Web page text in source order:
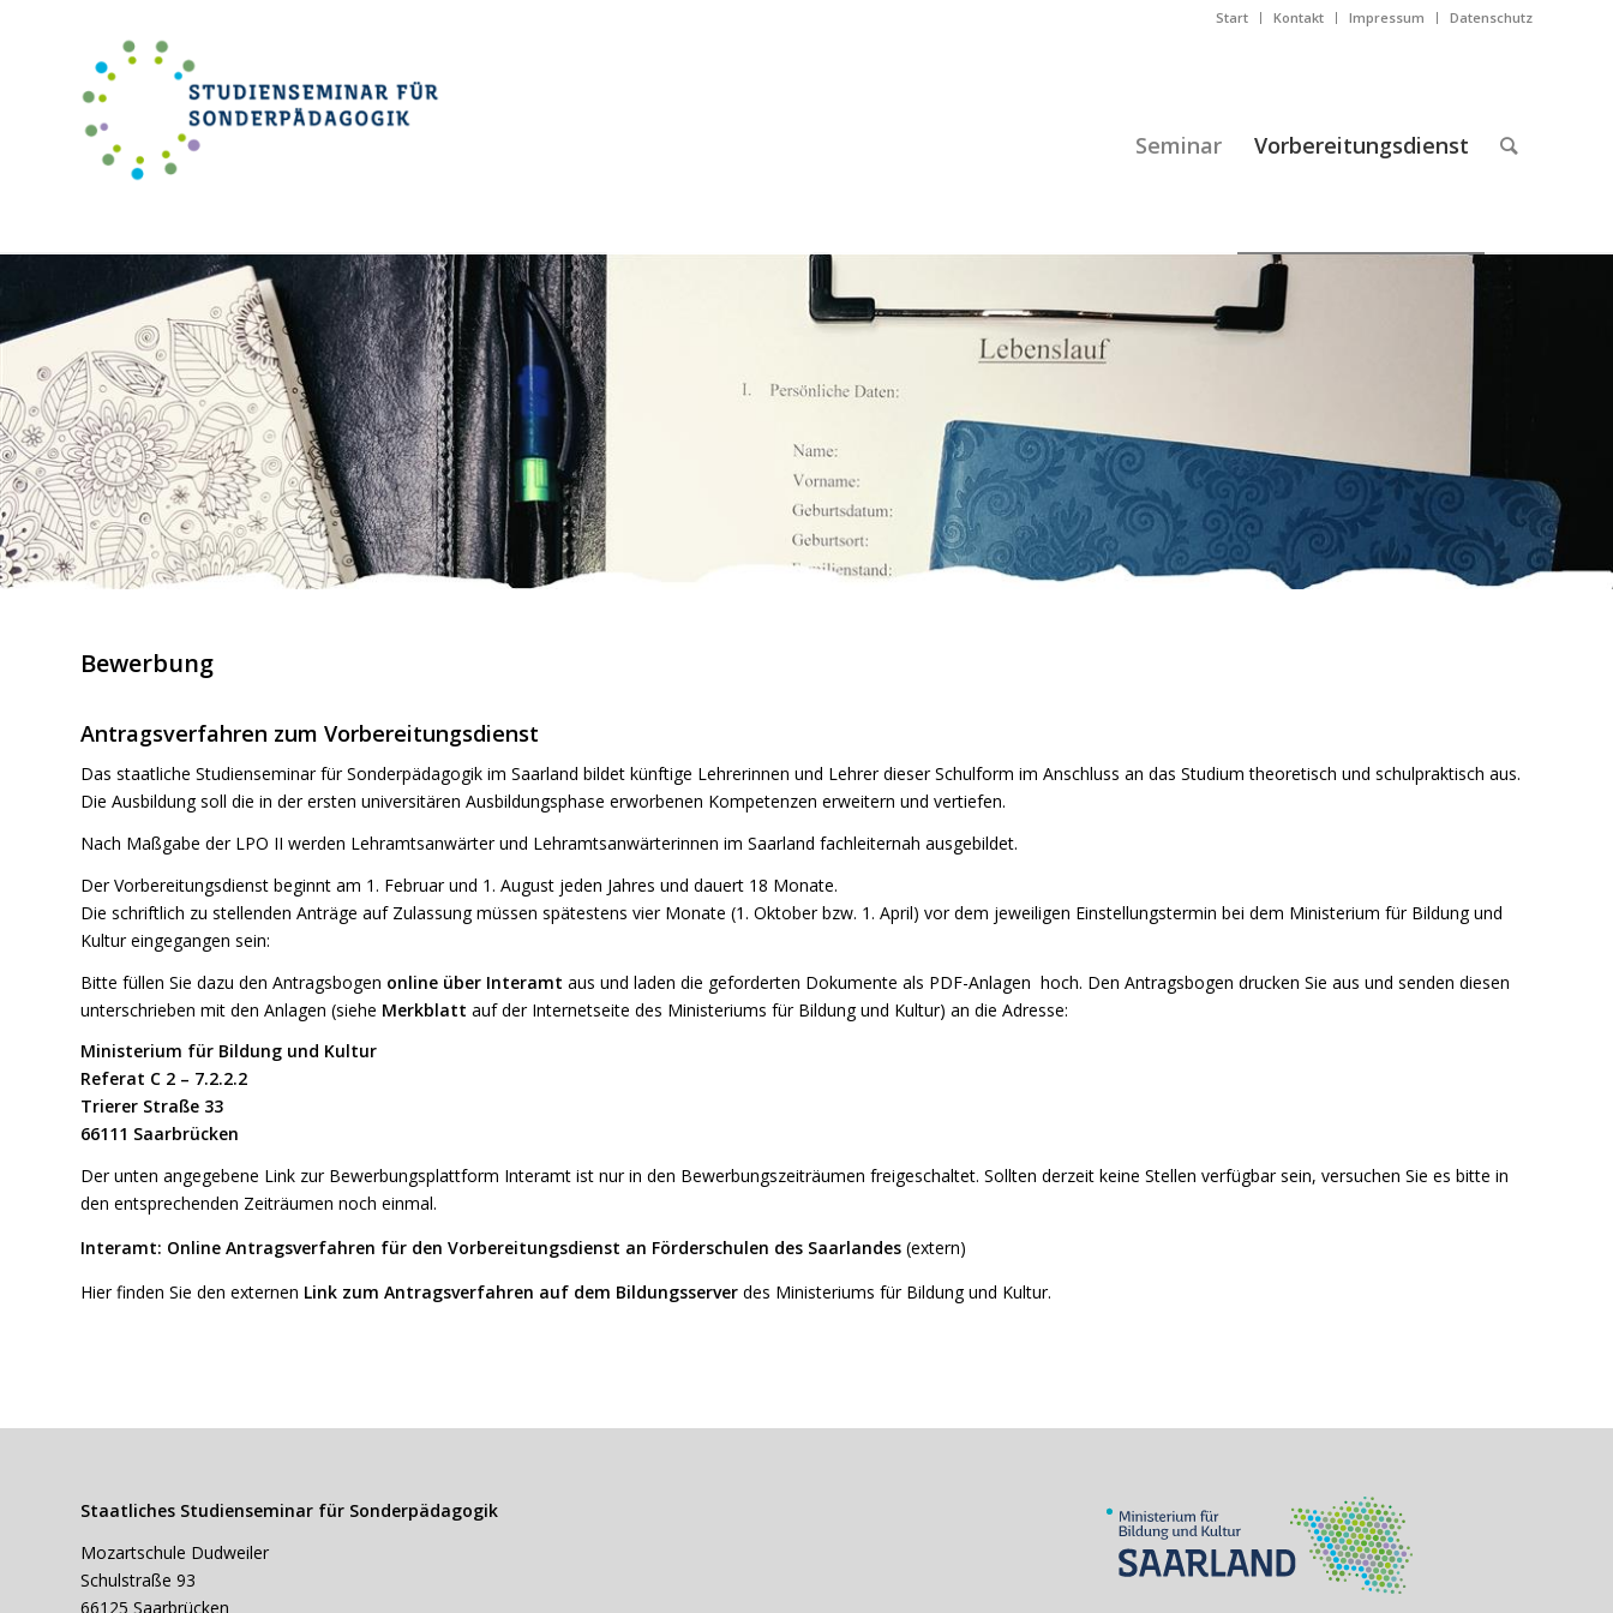
Start Kontakt Impressum Datenschutz
Seminar Vorbereitungsdienst
Bewerbung
Antragsverfahren zum Vorbereitungsdienst
Das staatliche Studienseminar für Sonderpädagogik im Saarland bildet künftige Lehrerinnen und Lehrer dieser Schulform im Anschluss an das Studium theoretisch und schulpraktisch aus.
Die Ausbildung soll die in der ersten universitären Ausbildungsphase erworbenen Kompetenzen erweitern und vertiefen.
Nach Maßgabe der LPO II werden Lehramtsanwärter und Lehramtsanwärterinnen im Saarland fachleiternah ausgebildet.
Der Vorbereitungsdienst beginnt am 1. Februar und 1. August jeden Jahres und dauert 18 Monate.
Die schriftlich zu stellenden Anträge auf Zulassung müssen spätestens vier Monate (1. Oktober bzw. 1. April) vor dem jeweiligen Einstellungstermin bei dem Ministerium für Bildung und
Kultur eingegangen sein:
Bitte füllen Sie dazu den Antragsbogen online über Interamt aus und laden die geforderten Dokumente als PDF-Anlagen hoch. Den Antragsbogen drucken Sie aus und senden diesen
unterschrieben mit den Anlagen (siehe Merkblatt auf der Internetseite des Ministeriums für Bildung und Kultur) an die Adresse:
Ministerium für Bildung und Kultur
Referat C 2 – 7.2.2.2
Trierer Straße 33
66111 Saarbrücken
Der unten angegebene Link zur Bewerbungsplattform Interamt ist nur in den Bewerbungszeiträumen freigeschaltet. Sollten derzeit keine Stellen verfügbar sein, versuchen Sie es bitte in
den entsprechenden Zeiträumen noch einmal.
Interamt: Online Antragsverfahren für den Vorbereitungsdienst an Förderschulen des Saarlandes (extern)
Hier finden Sie den externen Link zum Antragsverfahren auf dem Bildungsserver des Ministeriums für Bildung und Kultur.
Staatliches Studienseminar für Sonderpädagogik
Mozartschule Dudweiler
Schulstraße 93
66125 Saarbrücken